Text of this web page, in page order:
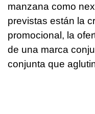
manzana como
previstas están la
promocional, la
de una marca
conjunta que